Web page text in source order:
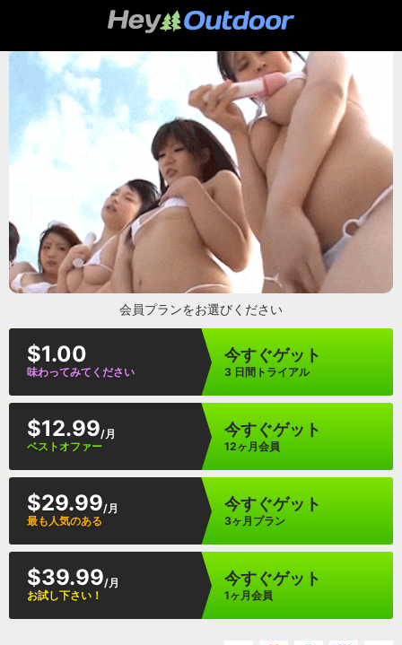
会員プランをお選びください
$1.00
味わってみてください
今すぐゲット
3 日間トライアル
$12.99/月
ベストオファー
今すぐゲット
12ヶ月会員
$29.99/月
最も人気のある
今すぐゲット
3ヶ月プラン
$39.99/月
お試し下さい！
今すぐゲット
1ヶ月会員